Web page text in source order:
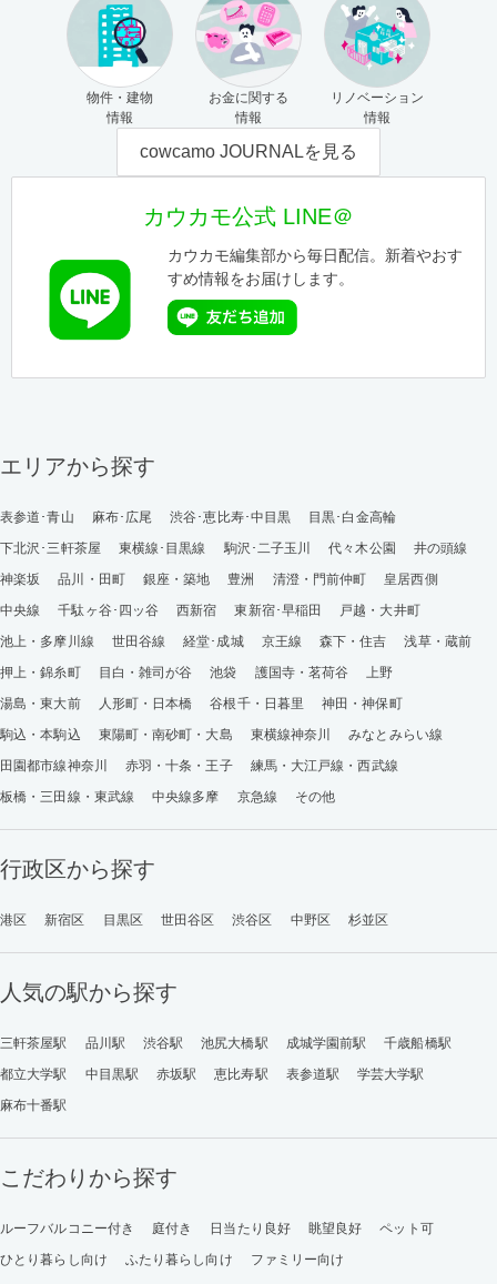
物件・建物
情報
お金に関する
情報
リノベーション
情報
cowcamo JOURNALを見る
カウカモ公式 LINE＠
カウカモ編集部から毎日配信。新着やおす
すめ情報をお届けします。
エリアから探す
表参道･青山 麻布･広尾 渋谷･恵比寿･中目黒
目黒･白金高輪
下北沢･三軒茶屋
東横線･目黒線 駒沢･二子玉川 代々木公園
井の頭線
神楽坂
品川・田町 銀座・築地 豊洲 清澄・門前仲町
皇居西側
中央線
千駄ヶ谷･四ッ谷 西新宿 東新宿･早稲田
戸越・大井町
池上・多摩川線
世田谷線 経堂･成城 京王線 森下・住吉
浅草・蔵前
押上・錦糸町
目白・雑司が谷 池袋 護国寺・茗荷谷
上野
湯島・東大前
人形町・日本橋 谷根千・日暮里
神田・神保町
駒込・本駒込
東陽町・南砂町・大島 東横線神奈川
みなとみらい線
田園都市線神奈川
赤羽・十条・王子
練馬・大江戸線・西武線
板橋・三田線・東武線
中央線多摩 京急線 その他
行政区から探す
港区 新宿区 目黒区 世田谷区 渋谷区 中野区 杉並区
人気の駅から探す
三軒茶屋駅 品川駅 渋谷駅 池尻大橋駅 成城学園前駅
千歳船橋駅
都立大学駅
中目黒駅 赤坂駅 恵比寿駅 表参道駅
学芸大学駅
麻布十番駅
こだわりから探す
ルーフバルコニー付き 庭付き 日当たり良好 眺望良好
ペット可
ひとり暮らし向け
ふたり暮らし向け ファミリー向け